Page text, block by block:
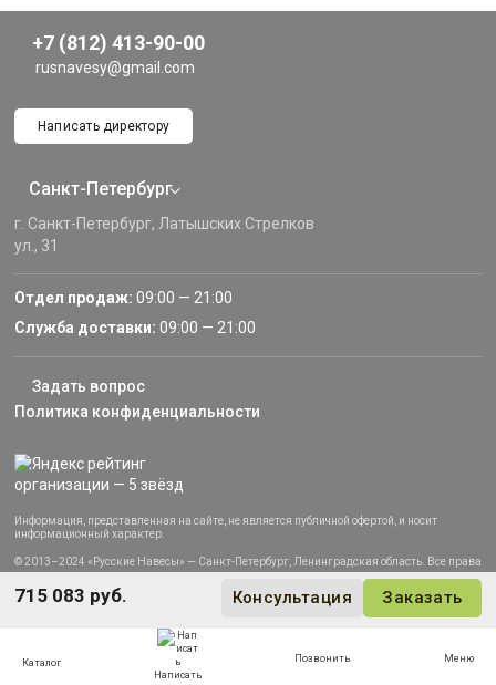
715 083 руб. Консультация Заказать
Каталог
Написать
Позвонить Меню
+7 (812) 413-90-00
rusnavesy@gmail.com
Написать директору
Санкт-Петербург
г. Санкт-Петербург, Латышских Стрелков
ул., 31
Отдел продаж: 09:00 — 21:00
Служба доставки: 09:00 — 21:00
Задать вопрос
Политика конфиденциальности
Информация, представленная на сайте, не является публичной офертой, и носит
информационный характер.
© 2013–2024 «Русские Навесы» — Санкт-Петербург, Ленинградская область. Все права
защищены.